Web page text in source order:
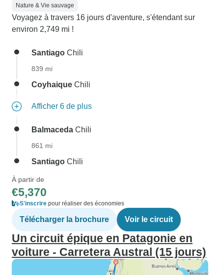
Nature & Vie sauvage
Voyagez à travers 16 jours d'aventure, s'étendant sur
environ 2,749 mi !
Santiago Chili
839 mi
Coyhaique Chili
Afficher 6 de plus
Balmaceda Chili
861 mi
Santiago Chili
À partir de
€5,370
S'inscrire pour réaliser des économies
Télécharger la brochure Voir le circuit
Un circuit épique en Patagonie en
voiture - Carretera Austral (15 jours)